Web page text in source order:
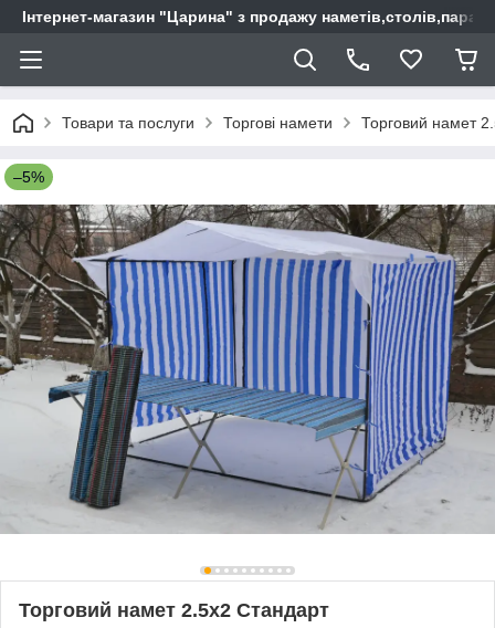
Інтернет-магазин "Царина" з продажу
Товари та послуги Торгові намети Торговий намет
–5%
Торговий намет 2.5х2 Стандарт